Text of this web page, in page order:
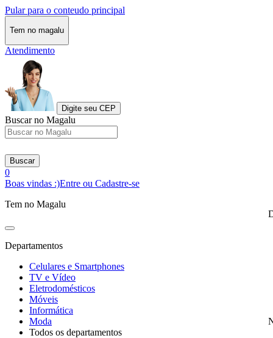
Pular para o conteudo principal
Tem no magalu
Atendimento
Digite seu CEP
Buscar no Magalu
Buscar
0
Boas vindas :)Entre ou Cadastre-se
Tem no Magalu
Departamentos
Celulares e Smartphones
TV e Vídeo
Eletrodomésticos
Móveis
Informática
Moda
Todos os departamentos